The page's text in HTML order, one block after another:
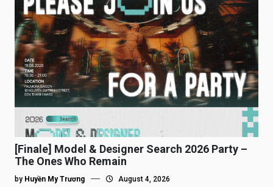
[Finale] Model & Designer Search 2026 Party –
The Ones Who Remain
by Huyền My Trương August 4, 2026